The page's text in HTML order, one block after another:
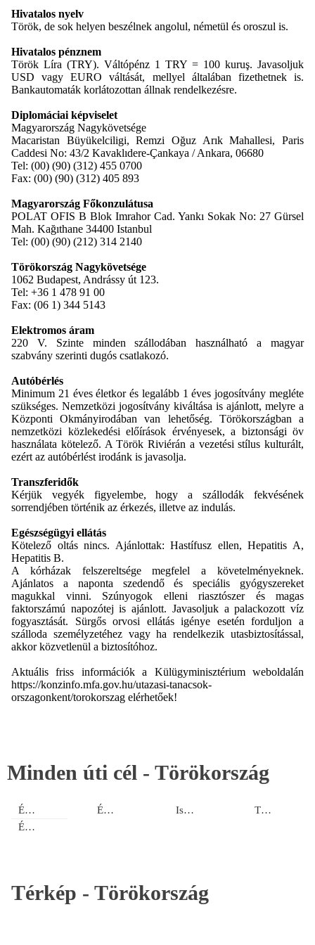
Hivatalos nyelv
Török, de sok helyen beszélnek angolul, németül és oroszul is.
Hivatalos pénznem
Török Líra (TRY). Váltópénz 1 TRY = 100 kuruş. Javasoljuk
USD vagy EURO váltását, mellyel általában fizethetnek is.
Bankautomaták korlátozottan állnak rendelkezésre.
Diplomáciai képviselet
Magyarország Nagykövetsége
Macaristan Büyükelciligi, Remzi Oğuz Arık Mahallesi, Paris
Caddesi No: 43/2 Kavaklıdere-Çankaya / Ankara, 06680
Tel: (00) (90) (312) 455 0700
Fax: (00) (90) (312) 405 893
Magyarország Főkonzulátusa
POLAT OFIS B Blok Imrahor Cad. Yankı Sokak No: 27 Gürsel
Mah. Kağıthane 34400 Istanbul
Tel: (00) (90) (212) 314 2140
Törökország Nagykövetsége
1062 Budapest, Andrássy út 123.
Tel: +36 1 478 91 00
Fax: (06 1) 344 5143
Elektromos áram
220 V. Szinte minden szállodában használható a magyar
szabvány szerinti dugós csatlakozó.
Autóbérlés
Minimum 21 éves életkor és legalább 1 éves jogosítvány megléte
szükséges. Nemzetközi jogosítvány kiváltása is ajánlott, melyre a
Központi Okmányirodában van lehetőség. Törökországban a
nemzetközi közlekedési előírások érvényesek, a biztonsági öv
használata kötelező. A Török Riviérán a vezetési stílus kulturált,
ezért az autóbérlést irodánk is javasolja.
Transzferidők
Kérjük vegyék figyelembe, hogy a szállodák fekvésének
sorrendjében történik az érkezés, illetve az indulás.
Egészségügyi ellátás
Kötelező oltás nincs. Ajánlottak: Hastífusz ellen, Hepatitis A,
Hepatitis B.
A kórházak felszereltsége megfelel a követelményeknek.
Ajánlatos a naponta szedendő és speciális gyógyszereket
magukkal vinni. Szúnyogok elleni riasztószer és magas
faktorszámú napozótej is ajánlott. Javasoljuk a palackozott víz
fogyasztását. Sürgős orvosi ellátás igénye esetén forduljon a
szálloda személyzetéhez vagy ha rendelkezik utasbiztosítással,
akkor közvetlenül a biztosítóhoz.
Aktuális friss információk a Külügyminisztérium weboldalán
https://konzinfo.mfa.gov.hu/utazasi-tanacsok-
orszagonkent/torokorszag elérhetőek!
Minden úti cél - Törökország
Égei-tengeri Riviéra - Bodrum
Égei-tengeri Riviéra - Kusadasi
Égei-tengeri Riviéra - Marmaris Isztambul és környéke Török Riviéra
Térkép - Törökország